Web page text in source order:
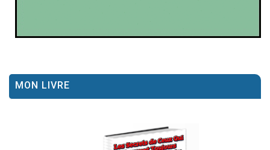
MON LIVRE